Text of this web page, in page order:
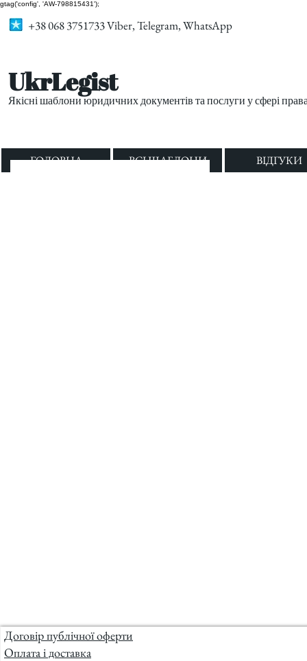
gtag('config', 'AW-798815431');
+38 068 3751733 Viber, Telegram, WhatsApp
UkrLegist
Якісні шаблони юридичних документів та послуги у сфері
ГОЛОВНА ВСІ ШАБЛОНИ ВІДГУКИ
Договір публічної оферти
Оплата і доставка